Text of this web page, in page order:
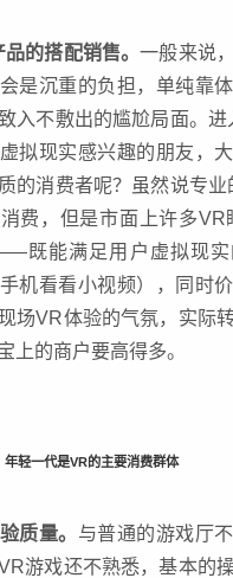
品的搭配销售。一般来说
是沉重的负担，单纯靠
入不敷出的尴尬局面。进
拟现实感兴趣的朋友，
的消费者呢？虽然说专
费，但是市面上许多VR
既能满足用户虚拟现实
手机看看小视频），同时
场VR体验的气氛，实际
上的商户要高得多。
年轻一代是VR的主要消费群体
质量。 与普通的游戏厅
游戏还不熟悉，基本的